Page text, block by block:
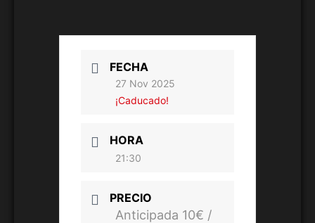
FECHA
27 Nov 2025
¡Caducado!
HORA
21:30
PRECIO
Anticipada 10€ /